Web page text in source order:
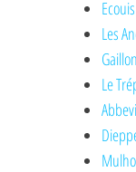
Ecouis
Les
Gaillon
Le